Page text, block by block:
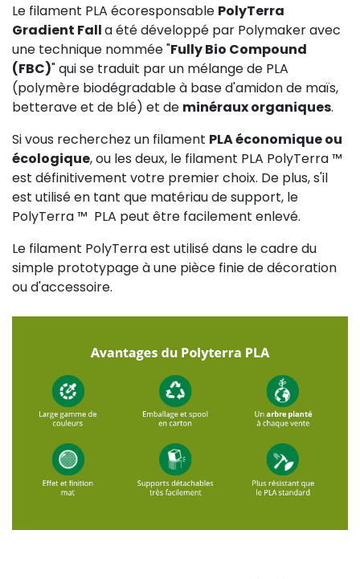
Le filament PLA écoresponsable PolyTerra
Gradient Falla été développé par Polymaker avec
une technique nommée "Fully Bio Compound
(FBC)" qui se traduit par un mélange de PLA
(polymère biodégradable à base d'amidon de maïs,
betterave et de blé) et de minéraux organiques.
Si vous recherchez un filament PLA économique ou
écologique, ou les deux, le filament PLA PolyTerra ™ ️
est définitivement votre premier choix. De plus, s'il
est utilisé en tant que matériau de support, le
PolyTerra ™ ️ PLA peut être facilement enlevé.
Le filament PolyTerra est utilisé dans le cadre du
simple prototypage à une pièce finie de décoration
ou d'accessoire.